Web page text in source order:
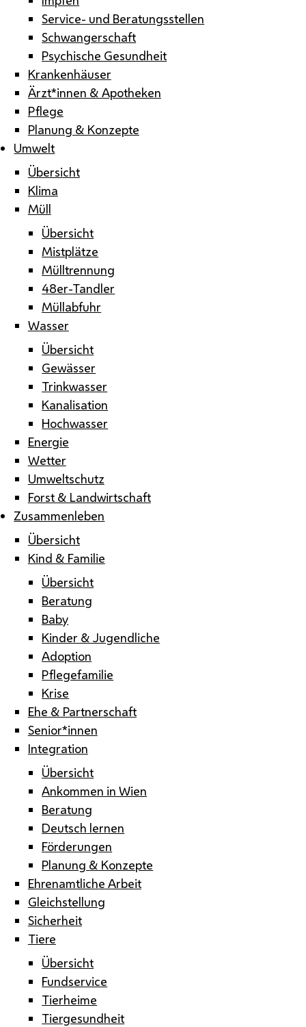
Service- und Beratungsstellen
Schwangerschaft
Psychische Gesundheit
Krankenhäuser
Ärzt*innen & Apotheken
Pflege
Planung & Konzepte
Umwelt
Übersicht
Klima
Müll
Übersicht
Mistplätze
Mülltrennung
48er-Tandler
Müllabfuhr
Wasser
Übersicht
Gewässer
Trinkwasser
Kanalisation
Hochwasser
Energie
Wetter
Umweltschutz
Forst & Landwirtschaft
Zusammenleben
Übersicht
Kind & Familie
Übersicht
Beratung
Baby
Kinder & Jugendliche
Adoption
Pflegefamilie
Krise
Ehe & Partnerschaft
Senior*innen
Integration
Übersicht
Ankommen in Wien
Beratung
Deutsch lernen
Förderungen
Planung & Konzepte
Ehrenamtliche Arbeit
Gleichstellung
Sicherheit
Tiere
Übersicht
Fundservice
Tierheime
Tiergesundheit